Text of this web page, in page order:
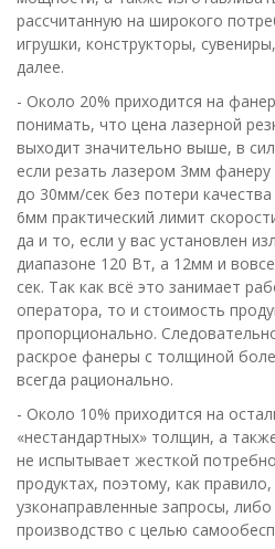
рассчитанную на широкого
игрушки, конструкторы,
далее.
- Около 20% приходится на
понимать, что цена лазерной
выходит значительно выше, в
если резать лазером 3мм
до 30мм/сек без потери
6мм практический лимит
да и то, если у вас установлен
диапазоне 120 Вт, а 12мм и
сек. Так как всё это занимает
оператора, то и стоимость
пропорционально.
раскрое фанеры с толщиной
всегда рационально.
- Около 10% приходится на
«нестандартных» толщин, а
не испытывает жесткой
продуктах, поэтому, как
узконаправленные запросы,
производство с целью